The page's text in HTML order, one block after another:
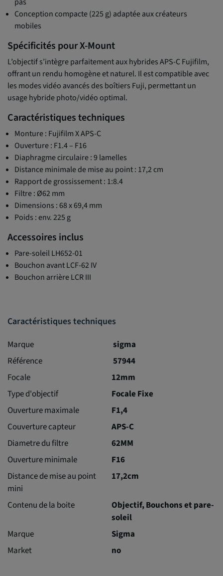
Conception compacte (225 g) adaptée aux créateurs
mobiles
Spécificités pour X-Mount
L’objectif s’intègre parfaitement aux hybrides APS-C Fujifilm,
offrant un rendu homogène et naturel. Il est compatible avec
les modes vidéo avancés des boîtiers Fuji, permettant un
usage hybride photo/vidéo optimal.
Caractéristiques techniques
Monture : Fujifilm X APS-C
Ouverture : F1.4 – F16
Diaphragme circulaire : 9 lamelles
Distance minimale de mise au point : 17,2 cm
Rapport de grossissement : 1:8.4
Filtre : Ø62 mm
Dimensions : 68 x 69,4 mm
Poids : env. 225 g
Accessoires inclus
Pare-soleil LH652-01
Bouchon avant LCF-62 IV
Bouchon arrière LCR III
Caractéristiques techniques
Marque
sigma
Référence
57944
Focale
12mm
Type d'objectif
Focale Fixe
Ouverture maximale
F1,4
Couverture capteur
APS-C
Diametre du filtre
62MM
Ouverture minimale
F16
Distance de mise au point
mini
17,2cm
Contenu de la boite
Objectif, Bouchons et pare-
soleil
Marque
Sigma
Market
no